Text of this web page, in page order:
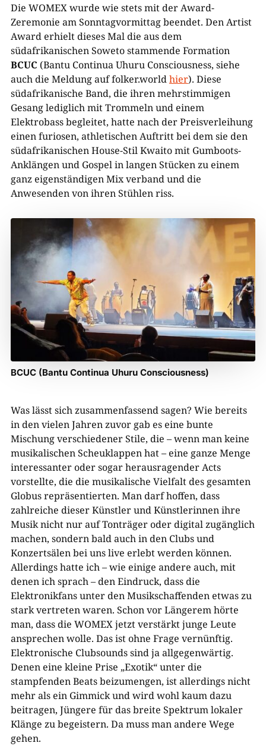
Die WOMEX wurde wie stets mit der Award-
Zeremonie am Sonntagvormittag beendet. Den Artist
Award erhielt dieses Mal die aus dem
südafrikanischen Soweto stammende Formation
BCUC (Bantu Continua Uhuru Consciousness, siehe
auch die Meldung auf folker.worldhier). Diese
südafrikanische Band, die ihren mehrstimmigen
Gesang lediglich mit Trommeln und einem
Elektrobass begleitet, hatte nach der Preisverleihung
einen furiosen, athletischen Auftritt bei dem sie den
südafrikanischen House-Stil Kwaito mit Gumboots-
Anklängen und Gospel in langen Stücken zu einem
ganz eigenständigen Mix verband und die
Anwesenden von ihren Stühlen riss.
BCUC (Bantu Continua Uhuru Consciousness)
Was lässt sich zusammenfassend sagen? Wie bereits
in den vielen Jahren zuvor gab es eine bunte
Mischung verschiedener Stile, die – wenn man keine
musikalischen Scheuklappen hat – eine ganze Menge
interessanter oder sogar herausragender Acts
vorstellte, die die musikalische Vielfalt des gesamten
Globus repräsentierten. Man darf hoffen, dass
zahlreiche dieser Künstler und Künstlerinnen ihre
Musik nicht nur auf Tonträger oder digital zugänglich
machen, sondern bald auch in den Clubs und
Konzertsälen bei uns live erlebt werden können.
Allerdings hatte ich – wie einige andere auch, mit
denen ich sprach – den Eindruck, dass die
Elektronikfans unter den Musikschaffenden etwas zu
stark vertreten waren. Schon vor Längerem hörte
man, dass die WOMEX jetzt verstärkt junge Leute
ansprechen wolle. Das ist ohne Frage vernünftig.
Elektronische Clubsounds sind ja allgegenwärtig.
Denen eine kleine Prise „Exotik“ unter die
stampfenden Beats beizumengen, ist allerdings nicht
mehr als ein Gimmick und wird wohl kaum dazu
beitragen, Jüngere für das breite Spektrum lokaler
Klänge zu begeistern. Da muss man andere Wege
gehen.